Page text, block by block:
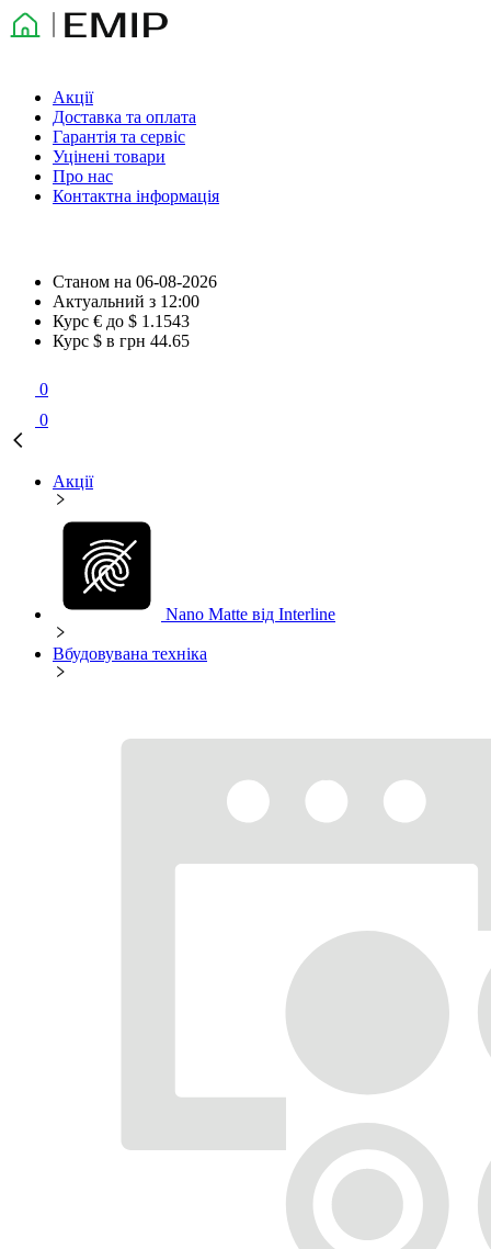
Акції
Доставка та оплата
Гарантія та сервіс
Уцінені товари
Про нас
Контактна інформація
Станом на 06-08-2026
Актуальний з 12:00
Курс € до $ 1.1543
Курс $ в грн 44.65
0
0
Акції
Nano Matte від Interline
Вбудовувана техніка